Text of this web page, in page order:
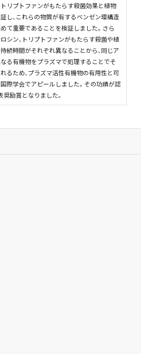
トリプトファンがもたらす殺菌効果と植物
し、これらの物質が有するベンゼン環構造
て重要であることを検証しました。さら
ロシン、トリプトファンがもたらす殺菌や植
続時間がそれぞれ異なることから、同じア
る有機物をプラズマで処理することでそ
るため、プラズマ活性有機物の有用性と可
際学会でアピールしました。その功績が認
奨励賞となりました。